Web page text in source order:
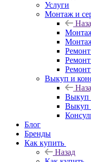
Услуги
Монтаж и
Выкуп и
Выкуп
Выкуп
Блог
Бренды
Как купить
Назад